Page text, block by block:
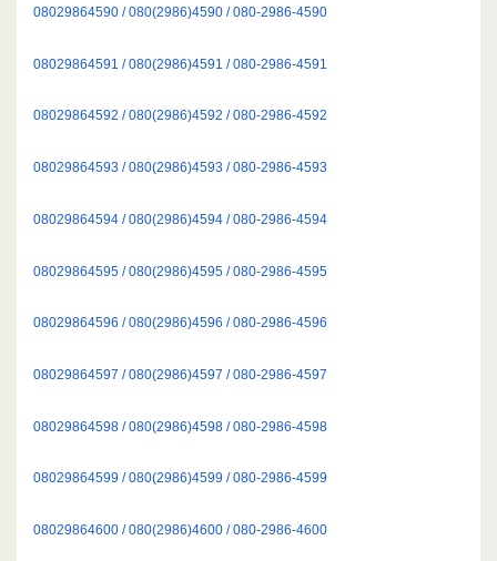
08029864590 / 080(2986)4590 / 080-2986-4590
08029864591 / 080(2986)4591 / 080-2986-4591
08029864592 / 080(2986)4592 / 080-2986-4592
08029864593 / 080(2986)4593 / 080-2986-4593
08029864594 / 080(2986)4594 / 080-2986-4594
08029864595 / 080(2986)4595 / 080-2986-4595
08029864596 / 080(2986)4596 / 080-2986-4596
08029864597 / 080(2986)4597 / 080-2986-4597
08029864598 / 080(2986)4598 / 080-2986-4598
08029864599 / 080(2986)4599 / 080-2986-4599
08029864600 / 080(2986)4600 / 080-2986-4600